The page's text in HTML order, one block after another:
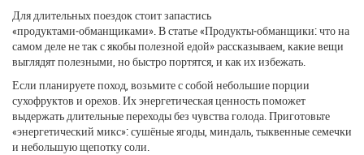
Для длительных поездок стоит запастись
«продуктами‑обманщиками». В статье «Продукты‑обманщики: что на
самом деле не так с якобы полезной едой» рассказываем, какие вещи
выглядят полезными, но быстро портятся, и как их избежать.
Если планируете поход, возьмите с собой небольшие порции
сухофруктов и орехов. Их энергетическая ценность поможет
выдержать длительные переходы без чувства голода. Приготовьте
«энергетический микс»: сушёные ягоды, миндаль, тыквенные семечки
и небольшую щепотку соли.